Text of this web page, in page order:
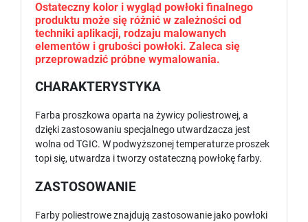
Ostateczny kolor i wygląd powłoki finalnego
produktu może się różnić w zależności od
techniki aplikacji, rodzaju malowanych
elementów i grubości powłoki. Zaleca się
przeprowadzić próbne wymalowania.
CHARAKTERYSTYKA
Farba proszkowa oparta na żywicy poliestrowej, a
dzięki zastosowaniu specjalnego utwardzacza jest
wolna od TGIC. W podwyższonej temperaturze proszek
topi się, utwardza i tworzy ostateczną powłokę farby.
ZASTOSOWANIE
Farby poliestrowe znajdują zastosowanie jako powłoki